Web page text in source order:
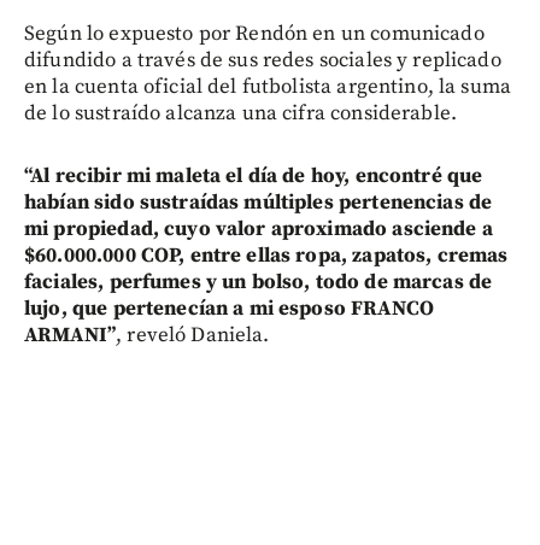
Según lo expuesto por Rendón en un comunicado
difundido a través de sus redes sociales y replicado
en la cuenta oficial del futbolista argentino, la suma
de lo sustraído alcanza una cifra considerable.
“Al recibir mi maleta el día de hoy, encontré que
habían sido sustraídas múltiples pertenencias de
mi propiedad, cuyo valor aproximado asciende a
$60.000.000 COP, entre ellas ropa, zapatos, cremas
faciales, perfumes y un bolso, todo de marcas de
lujo, que pertenecían a mi esposo FRANCO
ARMANI”, reveló Daniela.